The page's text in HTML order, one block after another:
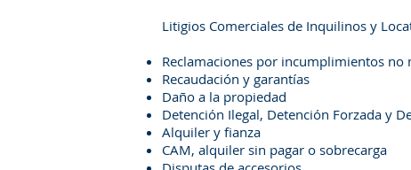
Litigios Comerciales de Inquilinos y
Reclamaciones por incumplimientos no
Recaudación y garantías
Daño a la propiedad
Detención Ilegal, Detención Forzada y
Alquiler y fianza
CAM, alquiler sin pagar o sobrecarga